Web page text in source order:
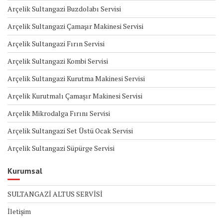
Arçelik Sultangazi Buzdolabı Servisi
Arçelik Sultangazi Çamaşır Makinesi Servisi
Arçelik Sultangazi Fırın Servisi
Arçelik Sultangazi Kombi Servisi
Arçelik Sultangazi Kurutma Makinesi Servisi
Arçelik Kurutmalı Çamaşır Makinesi Servisi
Arçelik Mikrodalga Fırını Servisi
Arçelik Sultangazi Set Üstü Ocak Servisi
Arçelik Sultangazi Süpürge Servisi
Kurumsal
SULTANGAZİ ALTUS SERVİSİ
İletişim